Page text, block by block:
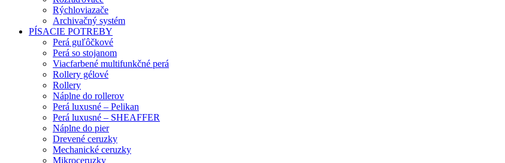
Rýchloviazače
Archivačný systém
PÍSACIE POTREBY
Perá guľôčkové
Perá so stojanom
Viacfarbené multifunkčné perá
Rollery gélové
Rollery
Náplne do rollerov
Perá luxusné – Pelikan
Perá luxusné – SHEAFFER
Náplne do pier
Drevené ceruzky
Mechanické ceruzky
Mikroceruzky